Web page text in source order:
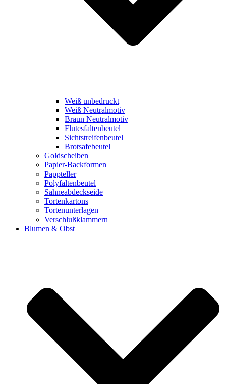
Weiß unbedruckt
Weiß Neutralmotiv
Braun Neutralmotiv
Flutesfaltenbeutel
Sichtstreifenbeutel
Brotsafebeutel
Goldscheiben
Papier-Backformen
Pappteller
Polyfaltenbeutel
Sahneabdeckseide
Tortenkartons
Tortenunterlagen
Verschlußklammern
Blumen & Obst